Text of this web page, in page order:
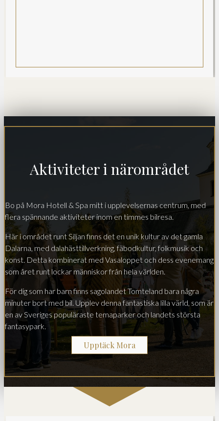
Aktiviteter i närområdet
Bo på Mora Hotell & Spa mitt i upplevelsernas centrum, med
flera spännande aktiviteter inom en timmes bilresa.
Här i området runt Siljan finns det en unik kultur av det gamla
Dalarna, med dalahästtillverkning, fäbodkultur, folkmusik och
konst. Detta kombinerat med Vasaloppet och dess evenemang
som året runt lockar människor från hela världen.
För dig som har barn finns sagolandet Tomteland bara några
minuter bort med bil. Upplev denna fantastiska lilla värld, som är
en av Sveriges populäraste temaparker och landets största
fantasypark.
Upptäck Mora